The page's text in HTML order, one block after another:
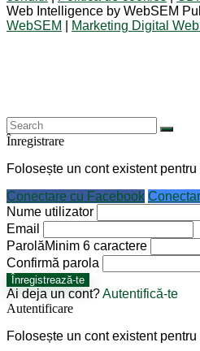
Web Intelligence by WebSEM
WebSEM
Marketing Digital
Înregistrare
Folosește un cont existent
Conectare cu Facebook
Nume utilizator
Email
ParolăMinim 6 caractere
Confirmă parola
Înregistrează-te
Ai deja un cont?Autentifică-te
Autentificare
Folosește un cont existent